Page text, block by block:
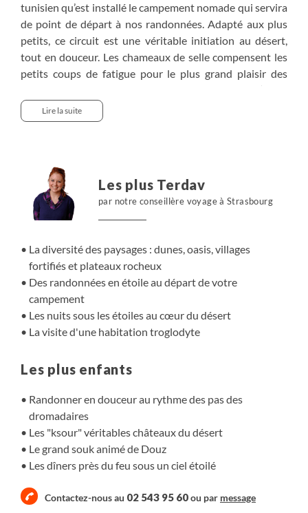
tunisien qu’est installé le campement nomade qui servira
de point de départ à nos randonnées. Adapté aux plus
petits, ce circuit est une véritable initiation au désert,
tout en douceur. Les chameaux de selle compensent les
petits coups de fatigue pour le plus grand plaisir des
enfants. La découverte des marchés de Douz (souk,
marché aux bestiaux) et la visite des maisons
troglodytiques de Matmata viennent compléter ce très
Lire la suite
Les plus Terdav
par notre conseillère voyage à Strasbourg
La diversité des paysages : dunes, oasis, villages
fortifiés et plateaux rocheux
Des randonnées en étoile au départ de votre
campement
Les nuits sous les étoiles au cœur du désert
La visite d'une habitation troglodyte
Les plus enfants
Randonner en douceur au rythme des pas des
dromadaires
Les "ksour" véritables châteaux du désert
Le grand souk animé de Douz
Les dîners près du feu sous un ciel étoilé
Contactez-nous au 02 543 95 60ou par message